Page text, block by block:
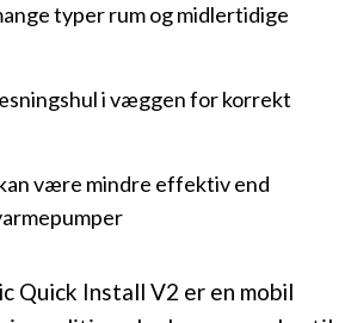
Quick Install V2 er en mobil
typer rum og midlertidige
i væggen for korrekt
være mindre effektiv end